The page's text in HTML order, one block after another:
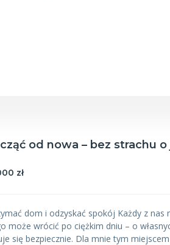
od nowa – bez strachu
zł
dom i odzyskać spokój Każdy z nas
może wrócić po ciężkim dniu – o
się bezpiecznie. Dla mnie tym